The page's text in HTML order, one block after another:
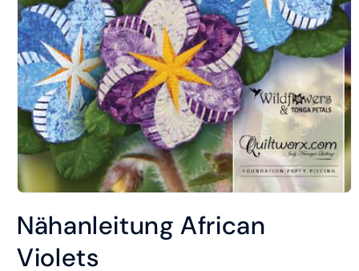
in
Modal
öffnen
Nähanleitung African
Violets